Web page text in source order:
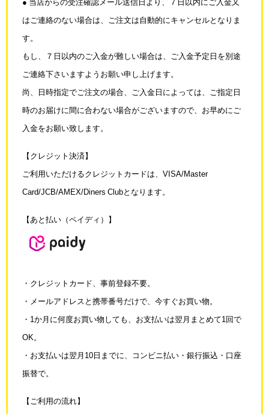
● 当店からの受注確認メール送信日より、７日以内にご入金又
はご連絡のない場合は、 ご注文は自動的にキャンセルとなりま
す。
もし、７日以内のご入金が難しい場合は、ご入金予定日を別途
ご連絡下さいますよう お願い申し上げます。
尚、日時指定でご注文の場合、ご入金日によっては、ご指定日
時のお届けに間に合わない場合がございますので、お早めにご
入金をお願い致します。
【クレジット決済】
ご利用いただけるクレジットカードは、VISA/Master
Card/JCB/AMEX/Diners Clubとなります。
【あと払い（ペイディ）】
・クレジットカード、事前登録不要。
・メールアドレスと携帯番号だけで、今すぐお買い物。
・1か月に何度お買い物しても、お支払いは翌月まとめて1回で
OK。
・お支払いは翌月10日までに、コンビニ払い・銀行振込・口座
振替で。
【ご利用の流れ】